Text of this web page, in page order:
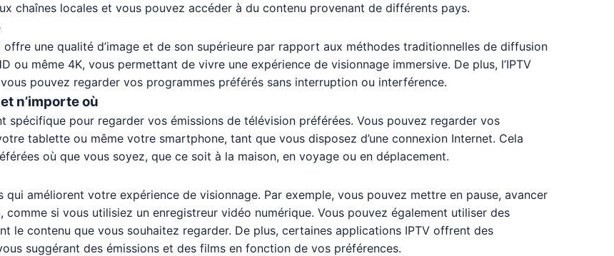
chaînes locales et vous pouvez accéder à du contenu provenant de différents pays.
offre une qualité d’image et de son supérieure par rapport aux méthodes traditionnelles de diffusion
ou même 4K, vous permettant de vivre une expérience de visionnage immersive. De plus, l’IPTV
pouvez regarder vos programmes préférés sans interruption ou interférence.
n’importe où
spécifique pour regarder vos émissions de télévision préférées. Vous pouvez regarder vos
tablette ou même votre smartphone, tant que vous disposez d’une connexion Internet. Cela
où que vous soyez, que ce soit à la maison, en voyage ou en déplacement.
qui améliorent votre expérience de visionnage. Par exemple, vous pouvez mettre en pause, avancer
si vous utilisiez un enregistreur vidéo numérique. Vous pouvez également utiliser des
le contenu que vous souhaitez regarder. De plus, certaines applications IPTV offrent des
suggérant des émissions et des films en fonction de vos préférences.